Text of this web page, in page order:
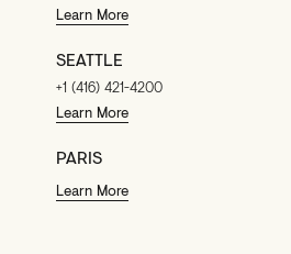
Learn More
SEATTLE
+1 (416) 421-4200
Learn More
PARIS
Learn More